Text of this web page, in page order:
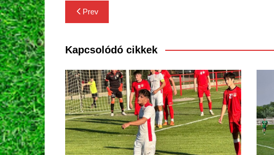
Bejegyzés
navigáció
Prev
Kapcsolódó cikkek